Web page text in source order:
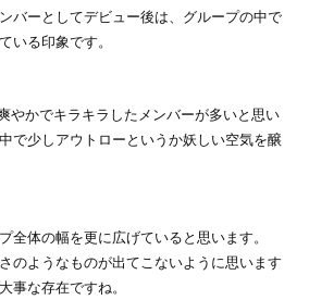
バーとしてデビュー後は、グループの中で
いる印象です。
やかでキラキラしたメンバーが多いと思い
で少しアウトローというか妖しい空気を醸
全体の幅を更に広げていると思います。
のようなものが出てこないように思います
事な存在ですね。